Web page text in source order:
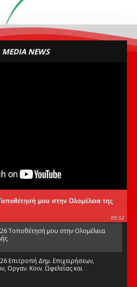
MEDIA NEWS
μου στην Ολομέλεια της
09:02
Τοποθέτησή μου στην Ολομέλεια
Επιτροπή Δημ. Επιχειρήσεων,
Οργαν. Κοιν. Ωφελείας και
Ασφάλισης